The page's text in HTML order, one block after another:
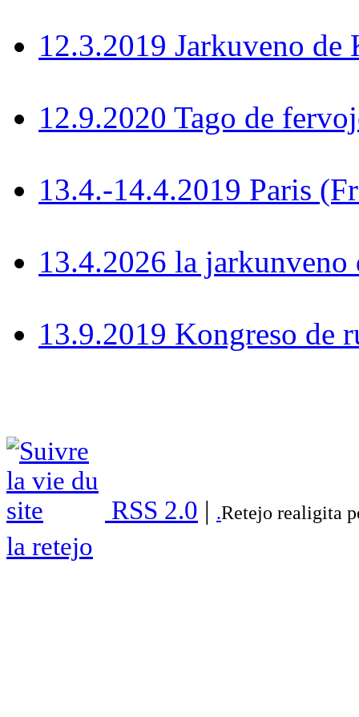
12.3.2019 Jarkuveno de
12.9.2020 Tago de
13.4.-14.4.2019 Paris
13.4.2026 la jarkunveno
13.9.2019 Kongreso de
RSS 2.0 | .Retejo realigita
la retejo